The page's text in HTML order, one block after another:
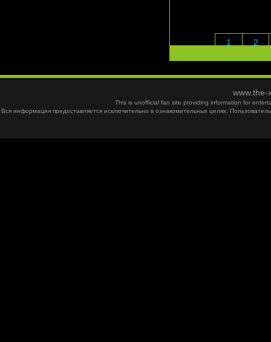
1 2
This is unofficial fan site providing information for
Вся информация предоставляется исключительно в ознакомительных целях.